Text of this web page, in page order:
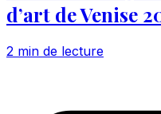
d’art de Venise
2 min de lecture